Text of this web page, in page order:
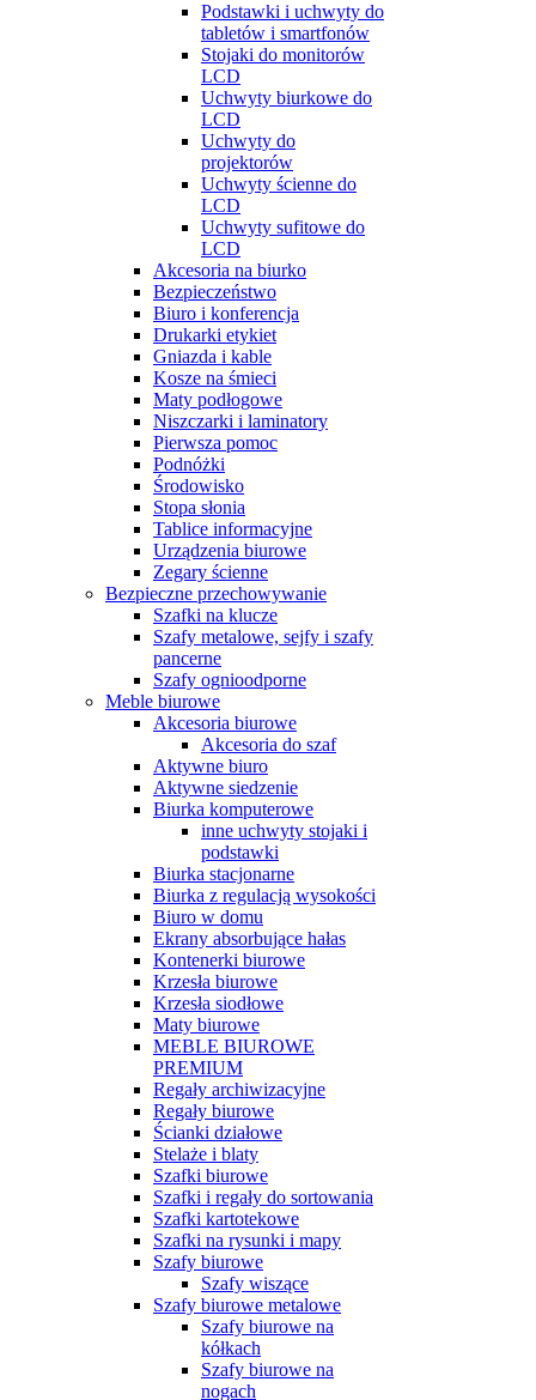
Podstawki i uchwyty do
tabletów i smartfonów
Stojaki do monitorów
LCD
Uchwyty biurkowe do
LCD
Uchwyty do
projektorów
Uchwyty ścienne do
LCD
Uchwyty sufitowe do
LCD
Akcesoria na biurko
Bezpieczeństwo
Biuro i konferencja
Drukarki etykiet
Gniazda i kable
Kosze na śmieci
Maty podłogowe
Niszczarki i laminatory
Pierwsza pomoc
Podnóżki
Środowisko
Stopa słonia
Tablice informacyjne
Urządzenia biurowe
Zegary ścienne
Bezpieczne przechowywanie
Szafki na klucze
Szafy metalowe, sejfy i szafy
pancerne
Szafy ognioodporne
Meble biurowe
Akcesoria biurowe
Akcesoria do szaf
Aktywne biuro
Aktywne siedzenie
Biurka komputerowe
inne uchwyty stojaki i
podstawki
Biurka stacjonarne
Biurka z regulacją wysokości
Biuro w domu
Ekrany absorbujące hałas
Kontenerki biurowe
Krzesła biurowe
Krzesła siodłowe
Maty biurowe
MEBLE BIUROWE
PREMIUM
Regały archiwizacyjne
Regały biurowe
Ścianki działowe
Stelaże i blaty
Szafki biurowe
Szafki i regały do sortowania
Szafki kartotekowe
Szafki na rysunki i mapy
Szafy biurowe
Szafy wiszące
Szafy biurowe metalowe
Szafy biurowe na
kółkach
Szafy biurowe na
nogach